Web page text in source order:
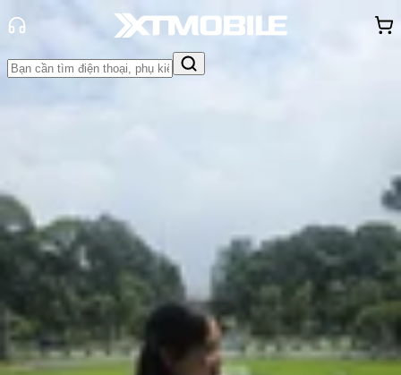
mãi
hàng - Sự kiện
iPhone 16 có mấy sim? Có khe SIM
không? Dùng eSIM hay SIM vật lý?
Hồng Huệ
Ngày đăng:11/07/2026